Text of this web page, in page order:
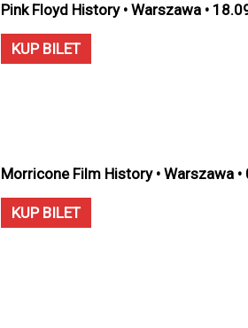
Pink Floyd History • Warszawa •
KUP BILET
Morricone Film History • Warszawa
KUP BILET